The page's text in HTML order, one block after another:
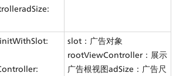
slot：广告对象
rootViewController：展示
广告根视图adSize：广告尺